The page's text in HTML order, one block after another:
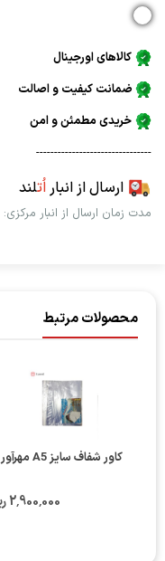
کالاهای اورجینال
ضمانت کیفیت و اصالت
خریدی مطمئن و امن
--------------------------------
ارسال از انباراُتلند
مدت زمان ارسال از انبار مرکزی: 3 الی 5 روز کاری
محصولات مرتبط
کاور شفاف سایز A5 مهرآور
2٬900٬000 ریال